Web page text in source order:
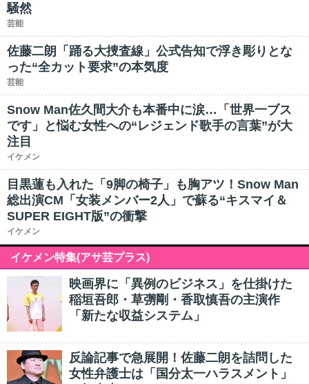
騒然
芸能
佐藤二朗「踊る大捜査線」公式告知で浮き彫りとな
った“全カット要求”の本気度
芸能
Snow Man佐久間大介も本番中に涙…「世界一ブス
です」と悩む女性への“レジェンド歌手の言葉”が大
注目
イケメン
目黒蓮も入れた「9脚の椅子」も胸アツ！Snow Man
総出演CM「女装メンバー2人」で蘇る“キスマイ＆
SUPER EIGHT版”の衝撃
イケメン
イケメン特集(アサ芸プラス)
映画界に「異例のビジネス」を仕掛けた
稲垣吾郎・草彅剛・香取慎吾の主演作
「新たな収益システム」
反論記事で急展開！佐藤二朗を詰問した
女性弁護士は「国分太一ハラスメント」